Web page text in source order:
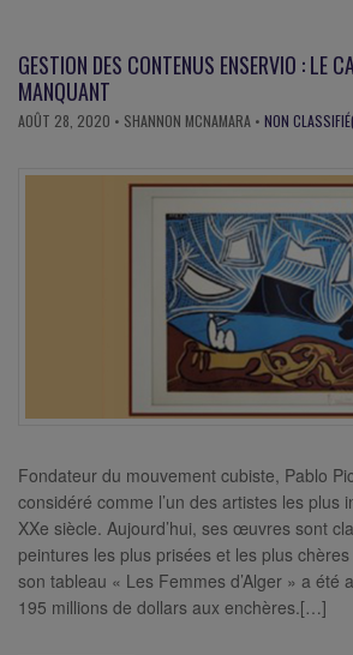
GESTION DES CONTENUS ENSERVIO : LE
MANQUANT
AOÛT 28, 2020 • SHANNON MCNAMARA • NON
Fondateur du mouvement cubiste, Pablo
considéré comme l’un des artistes les plus
XXe siècle. Aujourd’hui, ses œuvres sont
peintures les plus prisées et les plus
son tableau « Les Femmes d’Alger » a été
195 millions de dollars aux enchères.[…]